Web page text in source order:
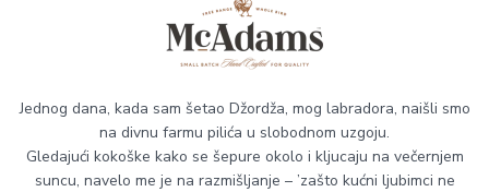
Jednog dana, kada sam šetao Džordža, mog labradora, naišli smo
na divnu farmu pilića u slobodnom uzgoju.
Gledajući kokoške kako se šepure okolo i kljucaju na večernjem
suncu, navelo me je na razmišljanje – ’zašto kućni ljubimci ne